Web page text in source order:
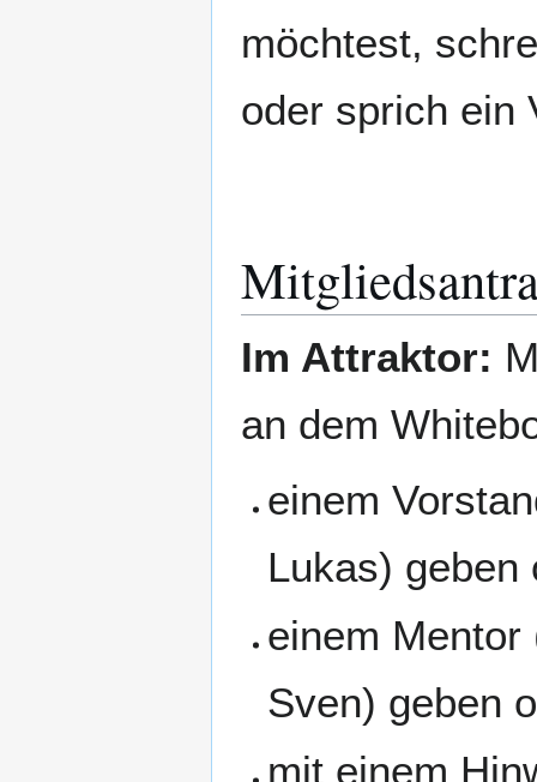
möchtest,
oder sprich ein
Im Attraktor:
an dem
einem
Lukas) geben
einem
Sven) geben
mit einem